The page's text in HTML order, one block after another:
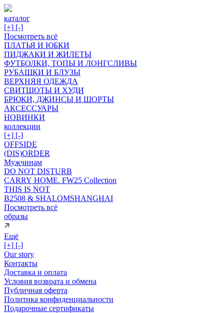
каталог
[+] [-]
Посмотреть всё
ПЛАТЬЯ И ЮБКИ
ПИДЖАКИ И ЖИЛЕТЫ
ФУТБОЛКИ, ТОПЫ И ЛОНГСЛИВЫ
РУБАШКИ И БЛУЗЫ
ВЕРХНЯЯ ОДЕЖДА
СВИТШОТЫ И ХУДИ
БРЮКИ, ДЖИНСЫ И ШОРТЫ
АКСЕССУАРЫ
НОВИНКИ
коллекции
[+] [-]
OFFSIDE
(DIS)ORDER
Мужчинам
DO NOT DISTURB
CARRY HOME. FW25 Collection
THIS IS NOT
B2508 & SHALOMSHANGHAI
Посмотреть всё
образы
Ещё
[+] [-]
Our story
Контакты
Доставка и оплата
Условия возврата и обмена
Публичная оферта
Политика конфиденциальности
Подарочные сертификаты